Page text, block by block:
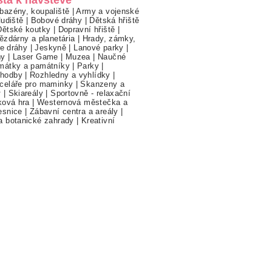
koupaliště |Army a vojenské
Bobové dráhy
Dětská hřiště
koutky Dopravní hřiště
a planetária
Hrady, zámky,
dráhy |Jeskyně Lanové parky
Laser Game Muzea
Naučné
a památníky| Parky
| Rozhledny a vyhlídky
pro maminky |Skanzeny a
Skiareály |Sportovně - relaxační
hra |Westernová městečka a
Zábavní centra a areály
botanické zahrady
Kreativní